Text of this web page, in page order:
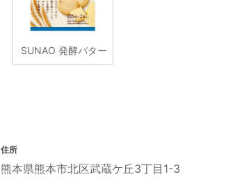
SUNAO 発酵バター
住所
熊本県熊本市北区武蔵ケ丘3丁目1-3